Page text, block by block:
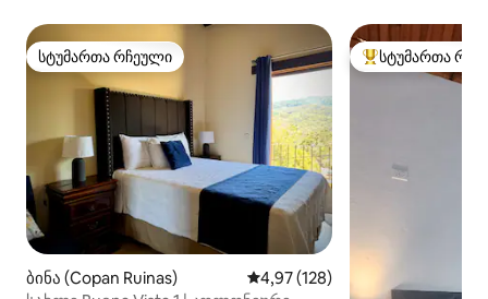
სტუმართა რჩეული
სტუმართა რჩეული
ბინა (Copan Ruinas) საშუალო შეფასებაა 5‑დან
4,97 (128)
სტუმართა
სტუმართა